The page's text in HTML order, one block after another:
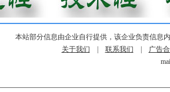
本站部分信息由企业自行提供，该企业负责信息
关于我们
联系我们
广告